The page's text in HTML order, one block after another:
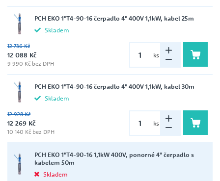
PCH EKO 1"T4-90-16 čerpadlo 4" 400V 1,1kW, kabel 25m
Skladem
12 736 Kč
12 088 Kč
9 990 Kč bez DPH
ks
PCH EKO 1"T4-90-16 čerpadlo 4" 400V 1,1kW, kabel 30m
Skladem
12 928 Kč
12 269 Kč
10 140 Kč bez DPH
ks
PCH EKO 1"T4-90-16 1,1kW 400V, ponorné 4" čerpadlo s
kabelem 50m
Skladem